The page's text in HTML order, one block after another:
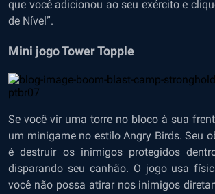
que você adicionou ao seu exército e
de Nível”.
Mini jogo Tower Topple
Se você vir uma torre no bloco à sua
um minigame no estilo Angry Birds. Seu
é destruir os inimigos protegidos
disparando seu canhão. O jogo usa
você não possa atirar nos inimigos